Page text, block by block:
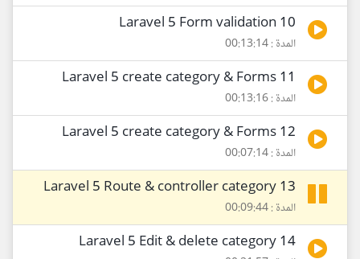
10 Laravel 5 Form validation
المدة : 00:13:14
11 Laravel 5 create category & Forms
المدة : 00:13:16
12 Laravel 5 create category & Forms
المدة : 00:07:14
13 Laravel 5 Route & controller category
المدة : 00:09:44
14 Laravel 5 Edit & delete category